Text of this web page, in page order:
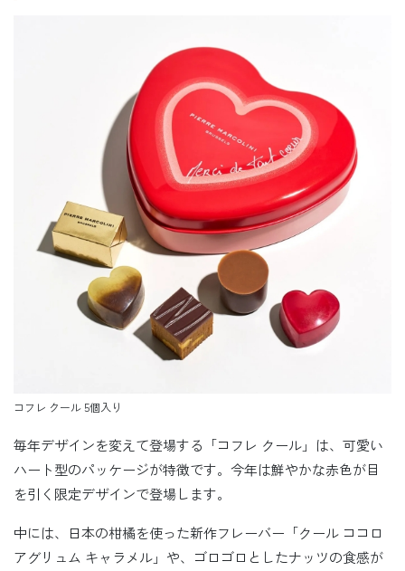
コフレ クール 5個入り
毎年デザインを変えて登場する「コフレ クール」は、可愛い
ハート型のパッケージが特徴です。今年は鮮やかな赤色が目
を引く限定デザインで登場します。
中には、日本の柑橘を使った新作フレーバー「クール ココロ
アグリュム キャラメル」や、ゴロゴロとしたナッツの食感が